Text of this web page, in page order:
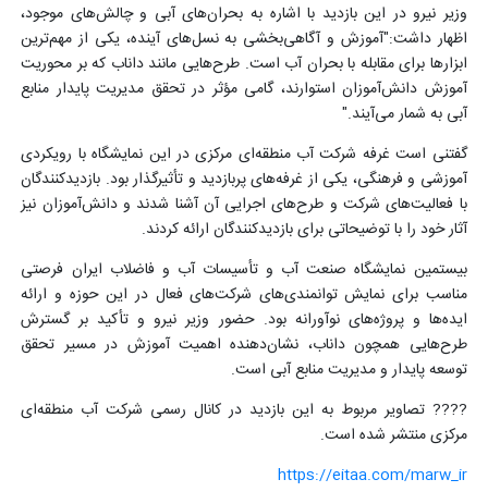
وزیر نیرو در این بازدید با اشاره به بحران‌های آبی و چالش‌های موجود،
اظهار داشت:"آموزش و آگاهی‌بخشی به نسل‌های آینده، یکی از مهم‌ترین
ابزارها برای مقابله با بحران آب است. طرح‌هایی مانند داناب که بر محوریت
آموزش دانش‌آموزان استوارند، گامی مؤثر در تحقق مدیریت پایدار منابع
آبی به شمار می‌آیند."
گفتنی است غرفه شرکت آب منطقه‌ای مرکزی در این نمایشگاه با رویکردی
آموزشی و فرهنگی، یکی از غرفه‌های پربازدید و تأثیرگذار بود. بازدیدکنندگان
با فعالیت‌های شرکت و طرح‌های اجرایی آن آشنا شدند و دانش‌آموزان نیز
آثار خود را با توضیحاتی برای بازدیدکنندگان ارائه کردند.
بیستمین نمایشگاه صنعت آب و تأسیسات آب و فاضلاب ایران فرصتی
مناسب برای نمایش توانمندی‌های شرکت‌های فعال در این حوزه و ارائه
ایده‌ها و پروژه‌های نوآورانه بود. حضور وزیر نیرو و تأکید بر گسترش
طرح‌هایی همچون داناب، نشان‌دهنده اهمیت آموزش در مسیر تحقق
توسعه پایدار و مدیریت منابع آبی است.
???? تصاویر مربوط به این بازدید در کانال رسمی شرکت آب منطقه‌ای
مرکزی منتشر شده است.
https://eitaa.com/marw_ir